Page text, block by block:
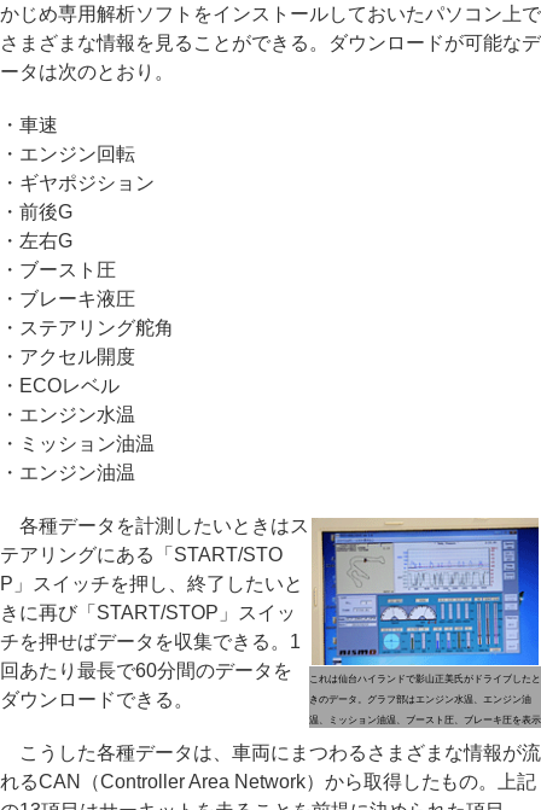
かじめ専用解析ソフトをインストールしておいたパソコン上で
さまざまな情報を見ることができる。ダウンロードが可能なデ
ータは次のとおり。
・車速
・エンジン回転
・ギヤポジション
・前後G
・左右G
・ブースト圧
・ブレーキ液圧
・ステアリング舵角
・アクセル開度
・ECOレベル
・エンジン水温
・ミッション油温
・エンジン油温
これは仙台ハイランドで影山正美氏がドライブしたと
きのデータ。グラフ部はエンジン水温、エンジン油
温、ミッション油温、ブースト圧、ブレーキ圧を表示
各種データを計測したいときはス
テアリングにある「START/STO
P」スイッチを押し、終了したいと
きに再び「START/STOP」スイッ
チを押せばデータを収集できる。1
回あたり最長で60分間のデータを
ダウンロードできる。
こうした各種データは、車両にまつわるさまざまな情報が流
れるCAN（Controller Area Network）から取得したもの。上記